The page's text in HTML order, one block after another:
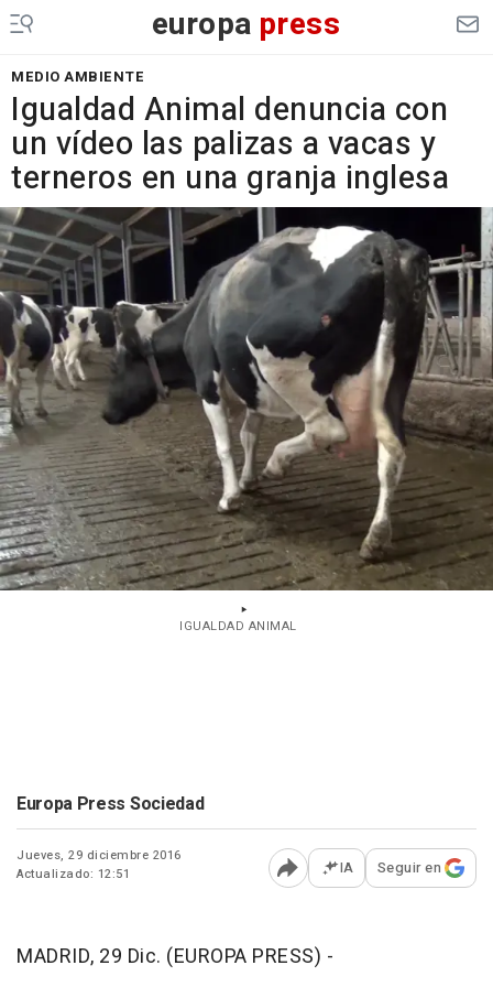
europa press
MEDIO AMBIENTE
Igualdad Animal denuncia con
un vídeo las palizas a vacas y
terneros en una granja inglesa
IGUALDAD ANIMAL
Europa Press Sociedad
Jueves, 29 diciembre 2016
Actualizado: 12:51
Abrir opciones para
IA Seguir en
MADRID, 29 Dic. (EUROPA PRESS) -